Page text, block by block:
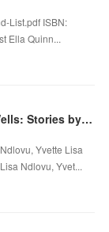
List.pdf ISBN:
Ella Quinn...
{pdf download} Drinking from Graveyard Wells: Stories by Yvette Lisa Ndlovu, Yvette Lisa Ndlovu
Yvette Lisa
Ndlovu, Yvet...